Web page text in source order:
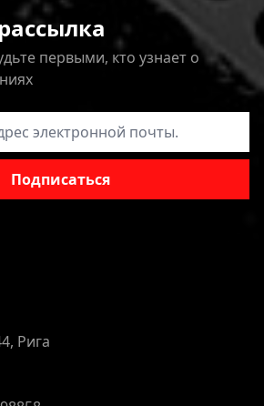
первыми, кто узнает о
почты
Подписаться
Рига